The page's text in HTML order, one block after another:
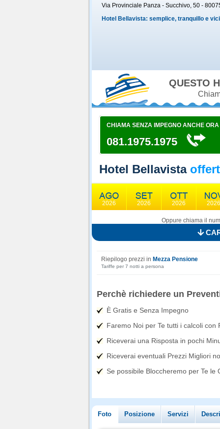
Via Provinciale Panza - Succhivo, 50 -
Hotel Bellavista: semplice, tranquillo e
QUESTO
CHIAMA SENZA IMPEGNO ANCHE ORA
081.1975.1975
Hotel Bellavista
2026 2026 2026 2026
Oppure chiama il
Riepilogo prezzi in Mezza Pensione
Tariffe per 7 notti a persona
Perchè richiedere un
È Gratis e Senza Impegno
Faremo Noi per Te tutti i calcoli con
Riceverai una Risposta in pochi
Riceverai eventuali Prezzi Migliori
Se possibile Bloccheremo per Te le
Foto Posizione Servizi